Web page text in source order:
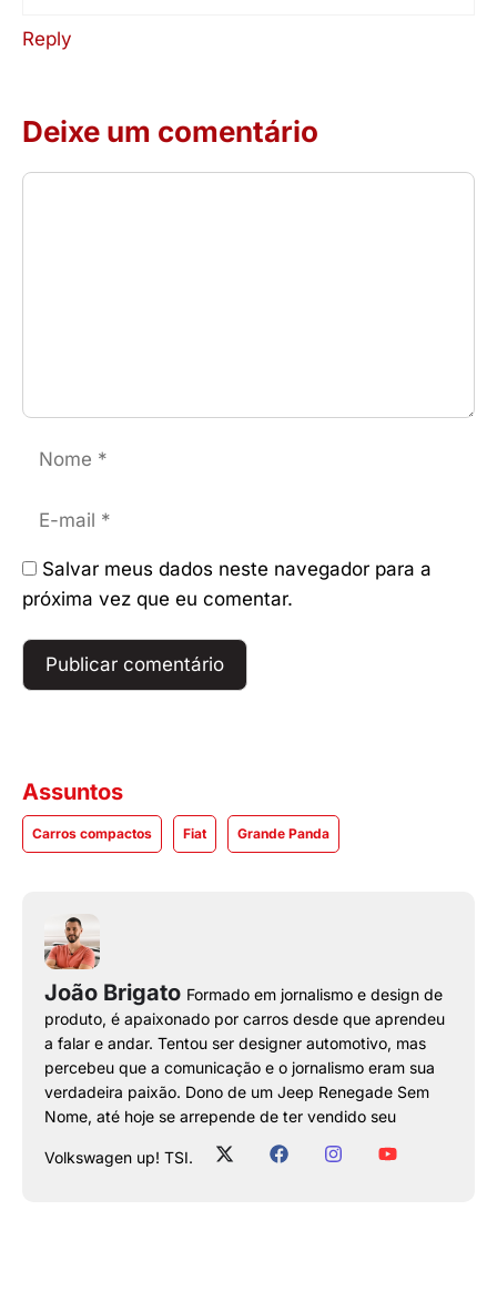
Reply
Deixe um comentário
Comentário
mail
Salvar meus dados neste navegador para a
próxima vez que eu comentar.
Assuntos
Carros compactos Fiat Grande Panda
João Brigato Formado em jornalismo e design de
produto, é apaixonado por carros desde que aprendeu
a falar e andar. Tentou ser designer automotivo, mas
percebeu que a comunicação e o jornalismo eram sua
verdadeira paixão. Dono de um Jeep Renegade Sem
Nome, até hoje se arrepende de ter vendido seu
Volkswagen up! TSI.